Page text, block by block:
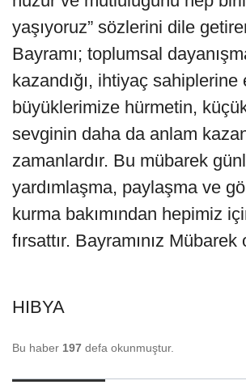
yaşıyoruz” sözlerini dile
Bayramı; toplumsal
kazandığı, ihtiyaç sahiplerine
büyüklerimize hürmetin,
sevginin daha da anlam
zamanlardır. Bu mübarek
yardımlaşma, paylaşma ve
kurma bakımından hepimiz
fırsattır. Bayramınız Mübarek
HIBYA
Bu haber 197 defa okunmuştur.